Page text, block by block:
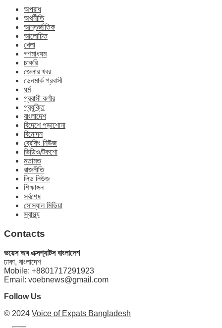
অপরাধ
অর্থনীতি
আন্তর্জাতিক
আলোচিত
খেলা
গণমাধ্যম
চাকরি
জেলার খবর
ডেনমার্ক প্রবাসী
ধর্ম
প্রবাসী কর্ণার
প্রযুক্তি
বাংলাদেশ
বিদেশে পড়াশোনা
বিনোদন
ব্রেকিং নিউজ
ভিডিও/টকশো
মতামত
রাজনীতি
লিড নিউজ
শিক্ষাঙ্গন
সর্বশেষ
সোস্যাল মিডিয়া
স্বাস্থ্য
Contacts
ভয়েস অব এক্সপ্যাটস বাংলাদেশ
ঢাকা, বাংলাদেশ
Mobile: +8801717291923
Email: voebnews@gmail.com
Follow Us
© 2024 Voice of Expats Bangladesh